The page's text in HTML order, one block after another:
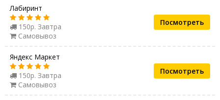
Лабиринт
150р. Завтра
Самовывоз
Посмотреть
Яндекс Маркет
150р. Завтра
Самовывоз
Посмотреть